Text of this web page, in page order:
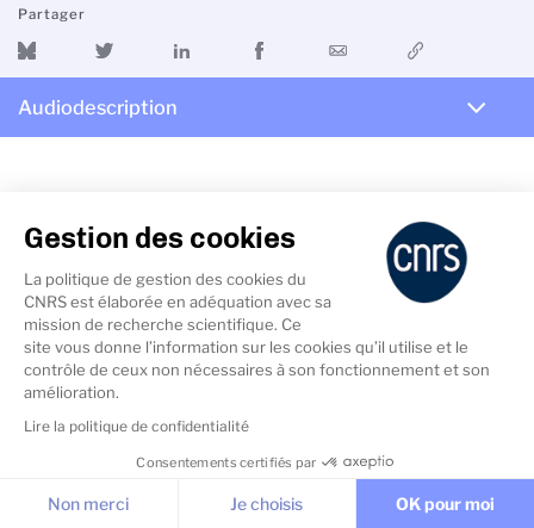
Partager
Audiodescription
Edition 2016
Pour consulter youtube, vous devez en autoriser
Accepter youtube
Gestion des cookies
La politique de gestion des cookies du
CNRS est élaborée en adéquation avec sa
mission de recherche scientifique. Ce
site vous donne l’information sur les cookies qu’il utilise et le
contrôle de ceux non nécessaires à son fonctionnement et son
amélioration.
Lire la politique de confidentialité
Consentements certifiés par
Non merci Je choisis OK pour moi